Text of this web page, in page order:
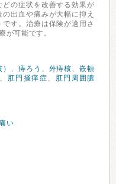
の症状を改善する効果が
出血や痛みが大幅に抑え
す。治療は保険が適用さ
が可能です。
、 痔ろう 、 外痔核、嵌頓
、 肛門掻痒症、
肛門周囲膿
い